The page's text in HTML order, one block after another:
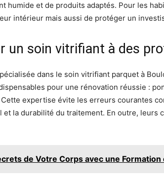
humide et de produits adaptés. Pour les
intérieur mais aussi de protéger un
un soin vitrifiant à des
dans le soin vitrifiant parquet à
pour une rénovation réussie :
expertise évite les erreurs courantes
et la durabilité du traitement. En outre,
de Votre Corps avec une